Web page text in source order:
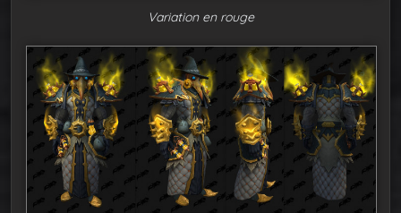
Variation en rouge